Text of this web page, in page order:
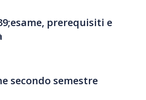
prerequisiti e
secondo semestre